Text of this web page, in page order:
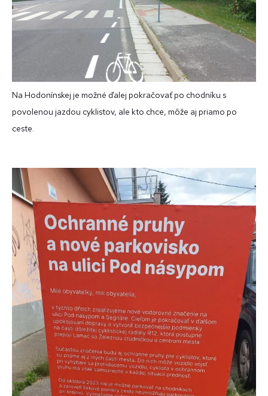
Na Hodonínskej je možné ďalej pokračovať po chodníku s
povolenou jazdou cyklistov, ale kto chce, môže aj priamo po
ceste.